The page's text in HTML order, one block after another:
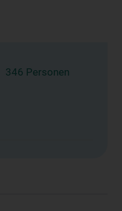
346 Personen